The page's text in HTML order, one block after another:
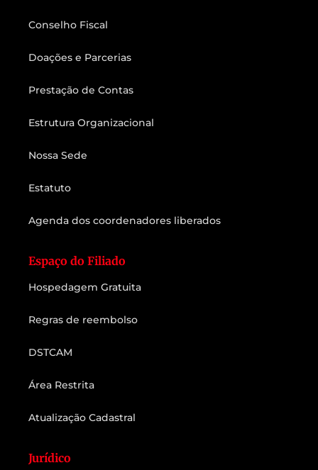
Conselho Fiscal
Doações e Parcerias
Prestação de Contas
Estrutura Organizacional
Nossa Sede
Estatuto
Agenda dos coordenadores liberados
Espaço do Filiado
Hospedagem Gratuita
Regras de reembolso
DSTCAM
Área Restrita
Atualização Cadastral
Jurídico